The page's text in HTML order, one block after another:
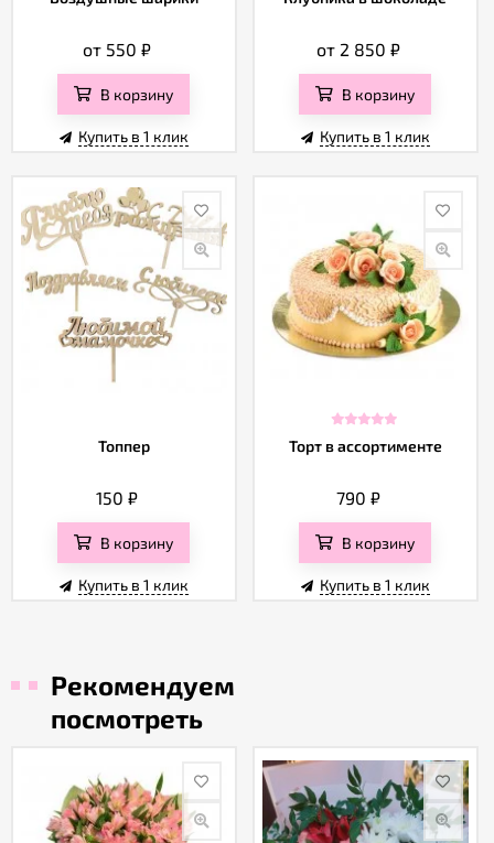
от 550₽
В корзину
Купить в 1 клик
от 2 850₽
В корзину
Купить в 1 клик
Топпер
150₽
В корзину
Купить в 1 клик
Торт в ассортименте
790₽
В корзину
Купить в 1 клик
Рекомендуем
посмотреть